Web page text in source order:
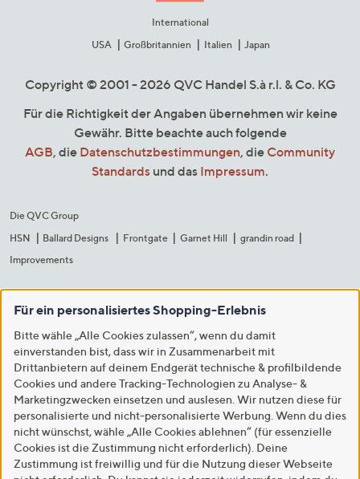
International
USA
Großbritannien Italien Japan
Copyright © 2001 - 2026 QVC Handel S.à r.l. & Co. KG
Für die Richtigkeit der Angaben übernehmen wir keine
Gewähr. Bitte beachte auch folgende
AGB, die Datenschutzbestimmungen, die Community
Standards und das Impressum.
Die QVC Group
HSN
Ballard Designs Frontgate Garnet Hill
grandin road
Improvements
Für ein personalisiertes Shopping-Erlebnis
Bitte wähle „Alle Cookies zulassen“, wenn du damit
einverstanden bist, dass wir in Zusammenarbeit mit
Drittanbietern auf deinem Endgerät technische & profilbildende
Cookies und andere Tracking-Technologien zu Analyse- &
Marketingzwecken einsetzen und auslesen. Wir nutzen diese für
personalisierte und nicht-personalisierte Werbung. Wenn du dies
nicht wünschst, wähle „Alle Cookies ablehnen“ (für essenzielle
Cookies ist die Zustimmung nicht erforderlich). Deine
Zustimmung ist freiwillig und für die Nutzung dieser Webseite